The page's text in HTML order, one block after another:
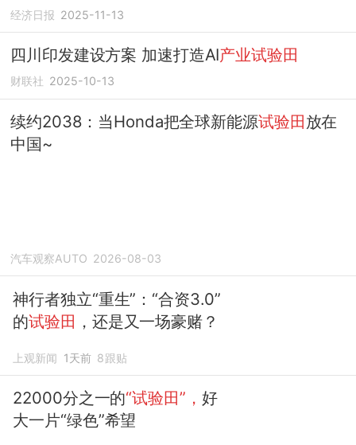
经济日报 2025-11-13
四川印发建设方案 加速打造AI产业试验田
财联社 2025-10-13
续约2038：当Honda把全球新能源试验田放在
中国~
汽车观察AUTO 2026-08-03
神行者独立“重生”：“合资3.0”
的试验田 ，还是又一场豪赌？
上观新闻 1天前 8跟贴
22000分之一的“试验田”， 好
大一片“绿色”希望